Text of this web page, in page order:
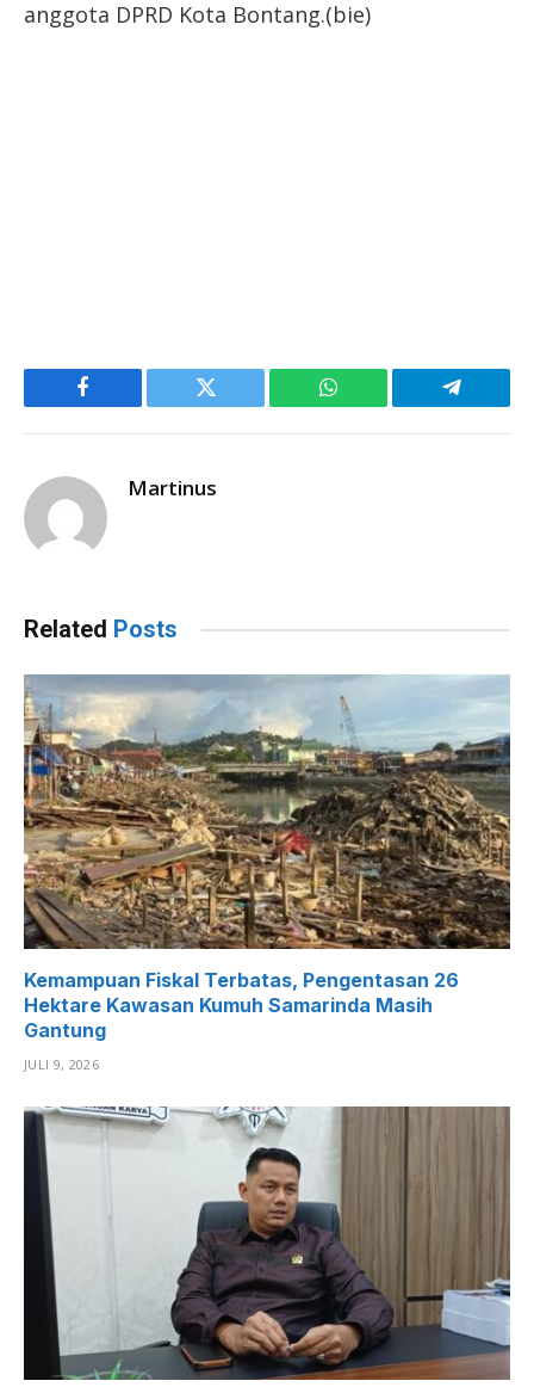
anggota DPRD Kota Bontang.(bie)
Facebook Twitter WhatsApp Telegram
Martinus
Related Posts
Kemampuan Fiskal Terbatas, Pengentasan 26
Hektare Kawasan Kumuh Samarinda Masih
Gantung
JULI 9, 2026